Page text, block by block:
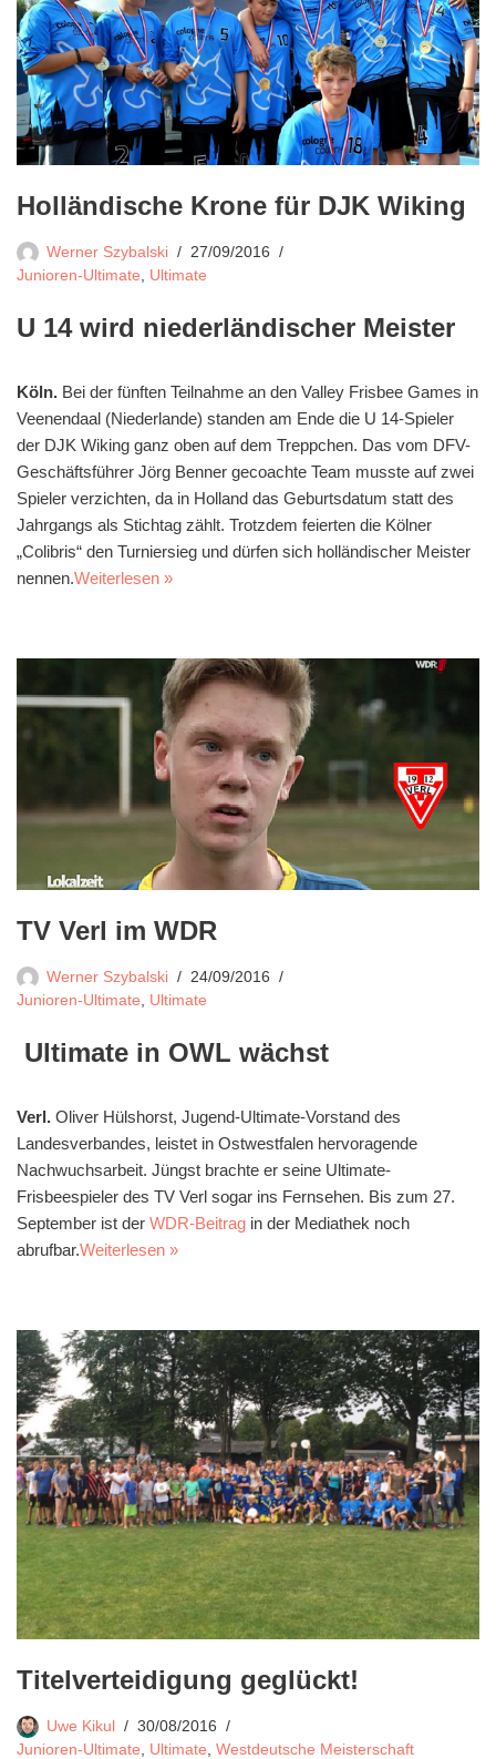
Holländische Krone für DJK Wiking
Werner Szybalski
27/09/2016
Junioren-Ultimate, Ultimate
U 14 wird niederländischer Meister
Köln. Bei der fünften Teilnahme an den Valley Frisbee Games in
Veenendaal (Niederlande) standen am Ende die U 14-Spieler
der DJK Wiking ganz oben auf dem Treppchen. Das vom DFV-
Geschäftsführer Jörg Benner gecoachte Team musste auf zwei
Spieler verzichten, da in Holland das Geburtsdatum statt des
Jahrgangs als Stichtag zählt. Trotzdem feierten die Kölner
„Colibris“ den Turniersieg und dürfen sich holländischer Meister
nennen.Weiterlesen »
TV Verl im WDR
Werner Szybalski
24/09/2016
Junioren-Ultimate, Ultimate
Ultimate in OWL wächst
Verl. Oliver Hülshorst, Jugend-Ultimate-Vorstand des
Landesverbandes, leistet in Ostwestfalen hervoragende
Nachwuchsarbeit. Jüngst brachte er seine Ultimate-
Frisbeespieler des TV Verl sogar ins Fernsehen. Bis zum 27.
September ist der WDR-Beitrag in der Mediathek noch
abrufbar.Weiterlesen »
Titelverteidigung geglückt!
Uwe Kikul
30/08/2016
Junioren-Ultimate
Ultimate Westdeutsche Meisterschaft